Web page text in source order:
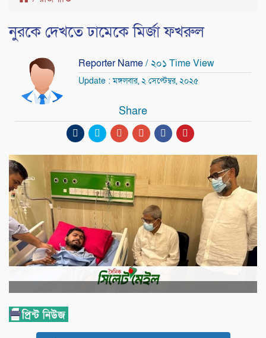
নুরকে দেখতে ঢামেকে মির্জা ফখরুল
Reporter Name/ ২০১ Time View
Update : মঙ্গলবার, ২ সেপ্টেম্বর, ২০২৫
Share